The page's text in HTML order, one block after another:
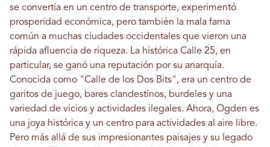
se convertía en un centro de transporte, experimentó
prosperidad económica, pero también la mala fama
común a muchas ciudades occidentales que vieron una
rápida afluencia de riqueza. La histórica Calle 25, en
particular, se ganó una reputación por su anarquía.
Conocida como "Calle de los Dos Bits", era un centro de
garitos de juego, bares clandestinos, burdeles y una
variedad de vicios y actividades ilegales. Ahora, Ogden es
una joya histórica y un centro para actividades al aire libre.
Pero más allá de sus impresionantes paisajes y su legado